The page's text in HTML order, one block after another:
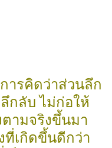
ารคิดว่าส่วนลึก
กลับ ไม่ก่อให้
ตามจริงขึ้นมา
เกิดขึ้นดีกว่า